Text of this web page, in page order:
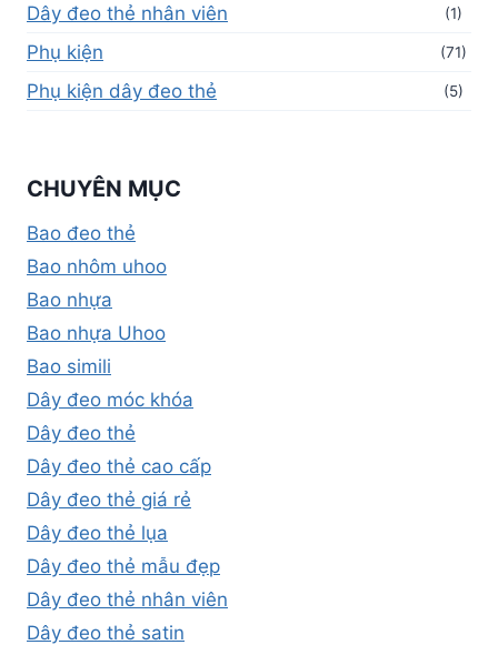
Dây đeo thẻ nhân viên (1)
Phụ kiện (71)
Phụ kiện dây đeo thẻ (5)
CHUYÊN MỤC
Bao đeo thẻ
Bao nhôm uhoo
Bao nhựa
Bao nhựa Uhoo
Bao simili
Dây đeo móc khóa
Dây đeo thẻ
Dây đeo thẻ cao cấp
Dây đeo thẻ giá rẻ
Dây đeo thẻ lụa
Dây đeo thẻ mẫu đẹp
Dây đeo thẻ nhân viên
Dây đeo thẻ satin